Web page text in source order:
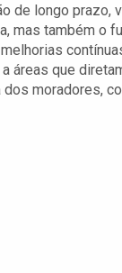
de longo prazo,
mas também o
áreas que
moradores,